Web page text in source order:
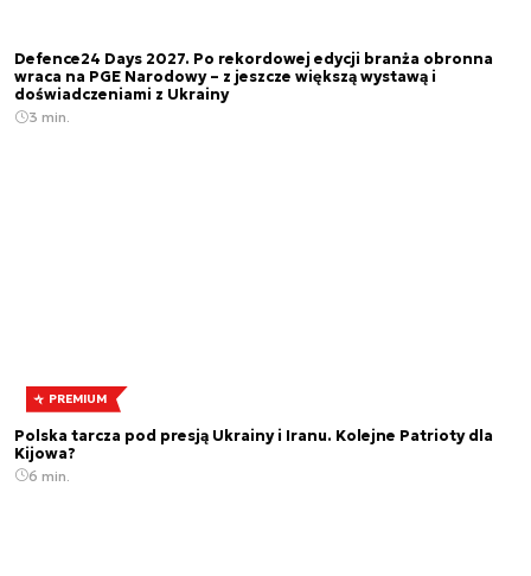
Defence24 Days 2027. Po rekordowej edycji branża obronna
wraca na PGE Narodowy – z jeszcze większą wystawą i
doświadczeniami z Ukrainy
3 min.
PREMIUM
Polska tarcza pod presją Ukrainy i Iranu. Kolejne Patrioty dla
Kijowa?
6 min.